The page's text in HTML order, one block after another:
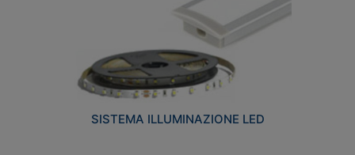
SISTEMA ILLUMINAZIONE LED